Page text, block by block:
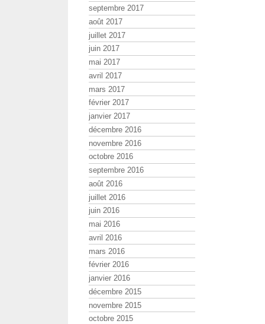
septembre 2017
août 2017
juillet 2017
juin 2017
mai 2017
avril 2017
mars 2017
février 2017
janvier 2017
décembre 2016
novembre 2016
octobre 2016
septembre 2016
août 2016
juillet 2016
juin 2016
mai 2016
avril 2016
mars 2016
février 2016
janvier 2016
décembre 2015
novembre 2015
octobre 2015